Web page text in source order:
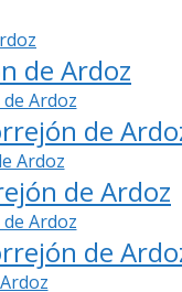
de Ardoz
de
de Ardoz
de